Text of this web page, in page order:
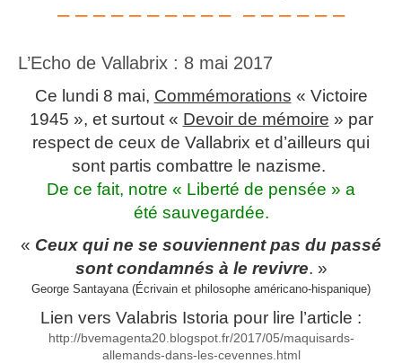
– – – – – – – – – – – – – – – –
L’Echo de Vallabrix : 8 mai 2017
Ce lundi 8 mai, Commémorations « Victoire
1945 », et surtout « Devoir de mémoire » par
respect de ceux de Vallabrix et d’ailleurs qui
sont partis combattre le nazisme.
De ce fait, notre « Liberté de pensée » a
été sauvegardée.
« Ceux qui ne se souviennent pas du passé
sont condamnés à le revivre. »
George Santayana (Écrivain et philosophe américano-hispanique)
Lien vers Valabris Istoria pour lire l’article :
http://bvemagenta20.blogspot.fr/2017/05/maquisards-
allemands-dans-les-cevennes.html